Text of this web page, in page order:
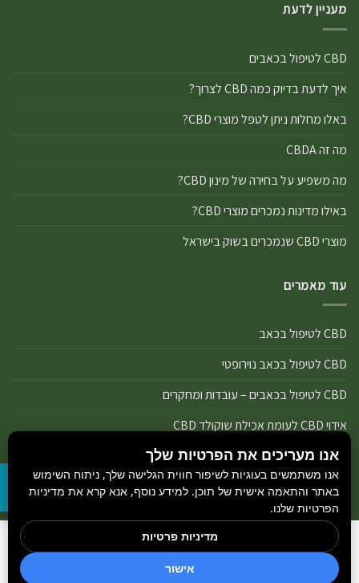
מעניין לדעת
CBD לטיפול בכאבים
איך לדעת בדיוק כמה CBD לצרוך?
באלו מחלות ניתן לטפל מוצרי CBD?
מה זה CBDA
מה משפיע על בחירה של מינון CBD?
באילו מדינות נמכרים מוצרי CBD?
מוצרי CBD שנמכרים בשוק בישראל
עוד מאמרים
CBD לטיפול בכאב
CBD לטיפול בכאב נוירופטי
CBD לטיפול בכאבים – עובדות ומחקרים
אידוי CBD לעומת אכילת שוקולד CBD
אידוי נכון של מוצרי שמן ותפרחת CBD
אידוי שמן CBD או אידוי תפרחת CBD
הבלוג
כל הזכויות שמורות 2026 © GetCBDוהיצרנים הנמצאים באתר.
חדשות קנאביס
אנו מעריכים את הפרטיות שלך
אנו משתמשים בעוגיות לשיפור חווית הגלישה שלך, ניתוח השימוש
באתר והתאמה אישית של תוכן. למידע נוסף, אנא קרא את מדיניות
הפרטיות שלנו.
אישור
מדיניות פרטיות